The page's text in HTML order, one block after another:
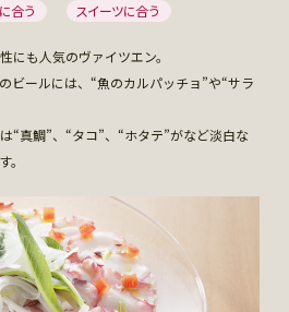
合う スイーツに合う
にも人気のヴァイツエン。
ビールには、“魚のカルパッチョ”や“サラ
“真鯛”、“タコ”、“ホタテ”がなど淡白な